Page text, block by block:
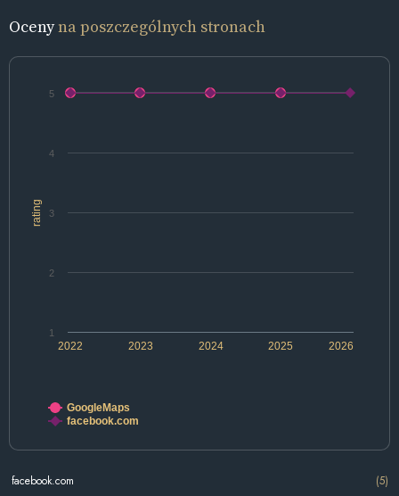
Ocenyna poszczególnych stronach
rating
2022 2024 2026
2023 2025
1
2
3
4
5
GoogleMaps
facebook.com
facebook.com (5)